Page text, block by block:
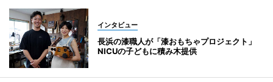
インタビュー
長浜の漆職人が「漆おもちゃプロジェクト」
NICUの子どもに積み木提供